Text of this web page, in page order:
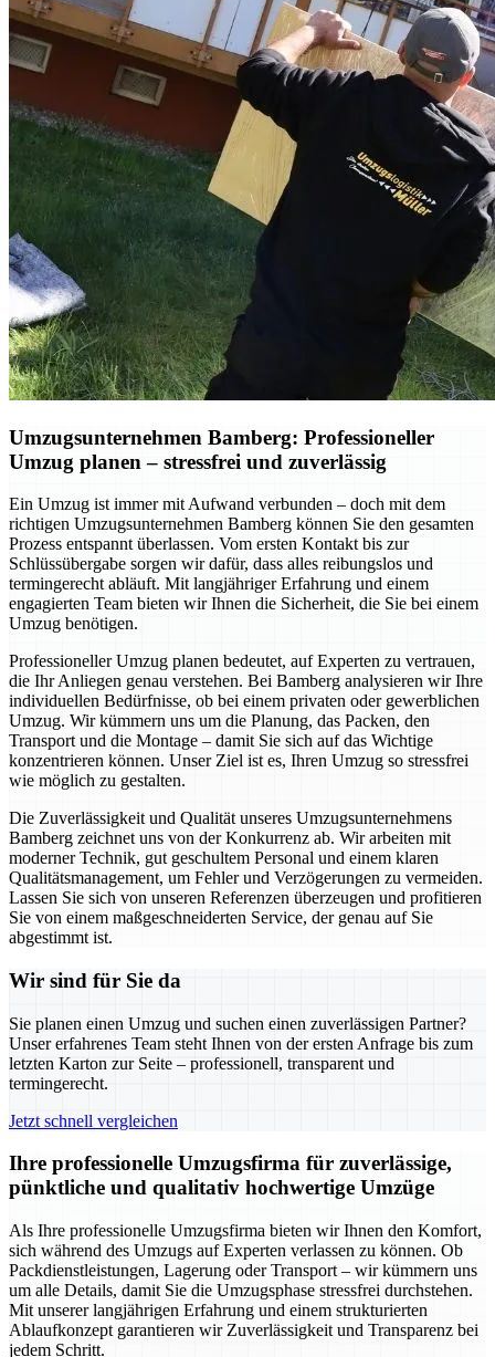
Umzugsunternehmen Bamberg: Professioneller
Umzug planen – stressfrei und zuverlässig
Ein Umzug ist immer mit Aufwand verbunden – doch mit dem
richtigen Umzugsunternehmen Bamberg können Sie den gesamten
Prozess entspannt überlassen. Vom ersten Kontakt bis zur
Schlüssübergabe sorgen wir dafür, dass alles reibungslos und
termingerecht abläuft. Mit langjähriger Erfahrung und einem
engagierten Team bieten wir Ihnen die Sicherheit, die Sie bei einem
Umzug benötigen.
Professioneller Umzug planen bedeutet, auf Experten zu vertrauen,
die Ihr Anliegen genau verstehen. Bei Bamberg analysieren wir Ihre
individuellen Bedürfnisse, ob bei einem privaten oder gewerblichen
Umzug. Wir kümmern uns um die Planung, das Packen, den
Transport und die Montage – damit Sie sich auf das Wichtige
konzentrieren können. Unser Ziel ist es, Ihren Umzug so stressfrei
wie möglich zu gestalten.
Die Zuverlässigkeit und Qualität unseres Umzugsunternehmens
Bamberg zeichnet uns von der Konkurrenz ab. Wir arbeiten mit
moderner Technik, gut geschultem Personal und einem klaren
Qualitätsmanagement, um Fehler und Verzögerungen zu vermeiden.
Lassen Sie sich von unseren Referenzen überzeugen und profitieren
Sie von einem maßgeschneiderten Service, der genau auf Sie
abgestimmt ist.
Wir sind für Sie da
Sie planen einen Umzug und suchen einen zuverlässigen Partner?
Unser erfahrenes Team steht Ihnen von der ersten Anfrage bis zum
letzten Karton zur Seite – professionell, transparent und
termingerecht.
Jetzt schnell vergleichen
Ihre professionelle Umzugsfirma für zuverlässige,
pünktliche und qualitativ hochwertige Umzüge
Als Ihre professionelle Umzugsfirma bieten wir Ihnen den Komfort,
sich während des Umzugs auf Experten verlassen zu können. Ob
Packdienstleistungen, Lagerung oder Transport – wir kümmern uns
um alle Details, damit Sie die Umzugsphase stressfrei durchstehen.
Mit unserer langjährigen Erfahrung und einem strukturierten
Ablaufkonzept garantieren wir Zuverlässigkeit und Transparenz bei
jedem Schritt.